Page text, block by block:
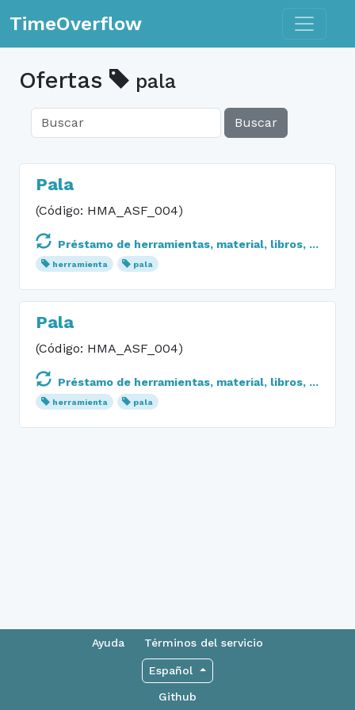
TimeOverflow Toggle
Ofertas pala
Buscar
Pala
(Código: HMA_ASF_004)
Préstamo de herramientas, material, libros, ...
herramienta pala
Pala
(Código: HMA_ASF_004)
Préstamo de herramientas, material, libros, ...
herramienta pala
Ayuda Términos del servicio
Español
Github